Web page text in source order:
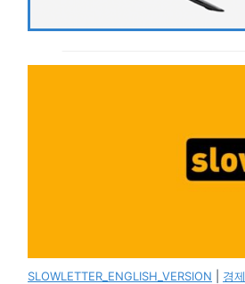
SLOWLETTER_ENGLISH_VERSION 경제